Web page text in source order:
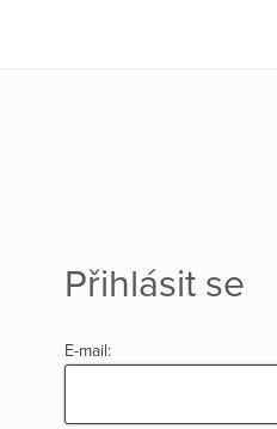
Přihlásit se
E-mail: